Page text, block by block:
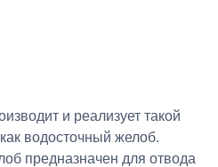
и реализует такой
водосточный желоб.
предназначен для отвода